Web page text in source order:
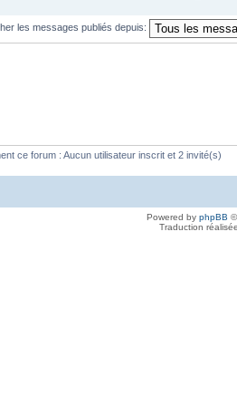
les messages publiés depuis:
ce forum : Aucun utilisateur inscrit et 2 invité(s)
Powered by phpBB
Traduction